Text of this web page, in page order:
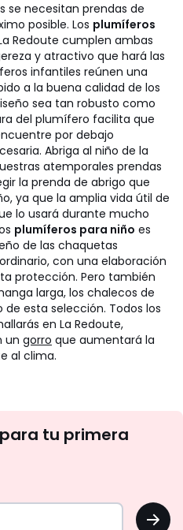
se necesitan prendas de
posible. Los plumíferos
Redoute cumplen ambas
y atractivo que hará las
infantiles reúnen una
a la buena calidad de los
sea tan robusto como
del plumífero facilita que
por debajo
Abriga al niño de la
atemporales prendas
la prenda de abrigo que
ya que la amplia vida útil de
lo usará durante mucho
plumíferos para niño es
de las chaquetas
con una elaboración
protección. Pero también
larga, los chalecos de
esta selección. Todos los
en La Redoute,
un gorro que aumentará la
al clima.
te
tu
para tu primera
OK